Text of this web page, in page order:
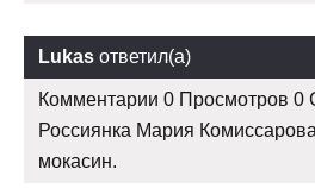
Lukas ответил(а)
Комментарии 0 Просмотров 0
Россиянка Мария
мокасин.